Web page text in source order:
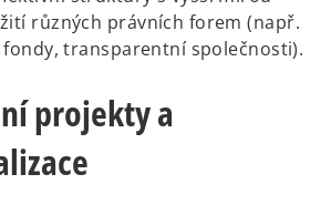
různých právních forem (např.
transparentní společnosti).
projekty a